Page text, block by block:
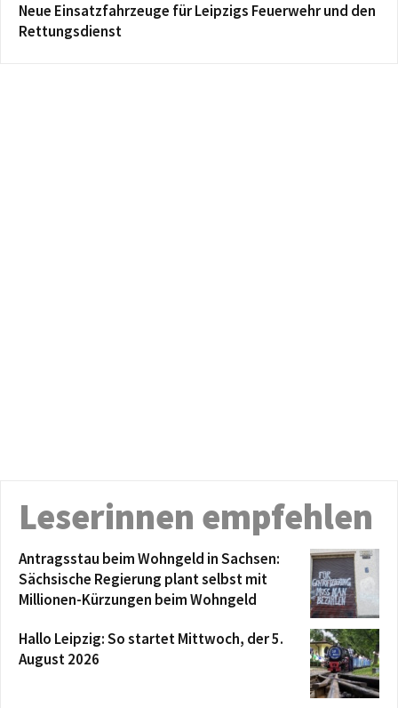
Neue Einsatzfahrzeuge für Leipzigs Feuerwehr und den
Rettungsdienst
Leserinnen empfehlen
Antragsstau beim Wohngeld in Sachsen:
Sächsische Regierung plant selbst mit
Millionen-Kürzungen beim Wohngeld
Hallo Leipzig: So startet Mittwoch, der 5.
August 2026